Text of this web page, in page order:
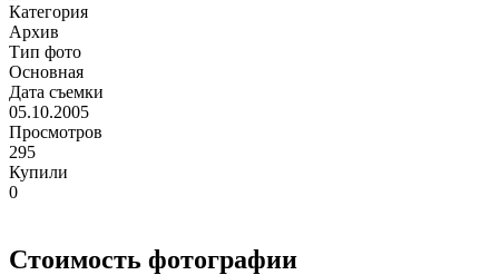
Категория
Архив
Тип фото
Основная
Дата съемки
05.10.2005
Просмотров
295
Купили
0
Стоимость фотографии